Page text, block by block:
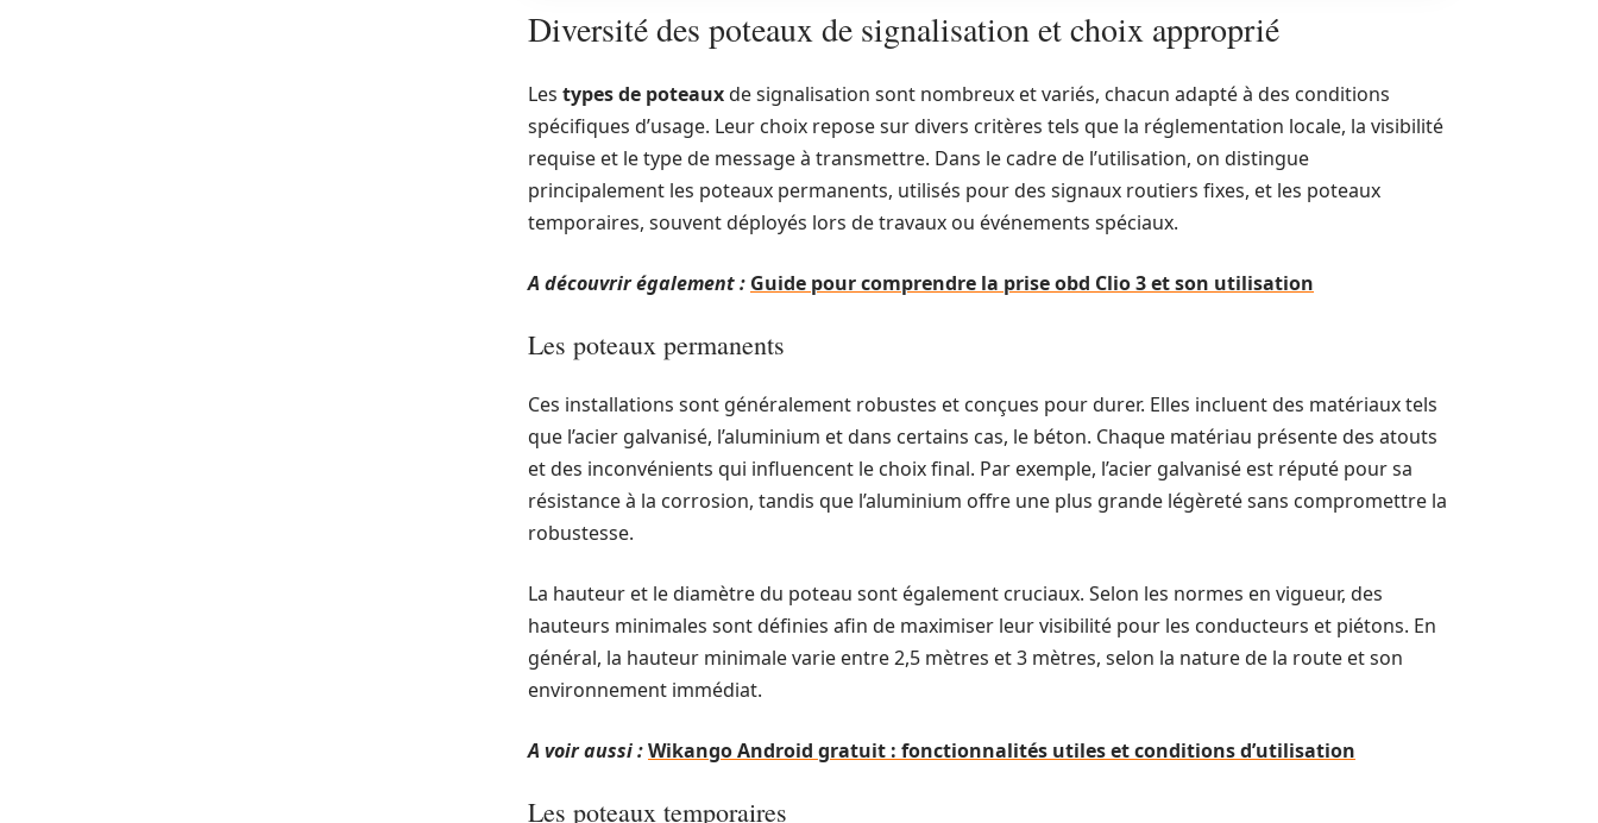
Diversité des poteaux de signalisation et choix approprié
Les types de poteauxde signalisation sont nombreux et variés, chacun adapté à des conditions
spécifiques d’usage. Leur choix repose sur divers critères tels que la réglementation locale, la visibilité
requise et le type de message à transmettre. Dans le cadre de l’utilisation, on distingue
principalement les poteaux permanents, utilisés pour des signaux routiers fixes, et les poteaux
temporaires, souvent déployés lors de travaux ou événements spéciaux.
A découvrir également : Guide pour comprendre la prise obd Clio 3 et son utilisation
Les poteaux permanents
Ces installations sont généralement robustes et conçues pour durer. Elles incluent des matériaux tels
que l’acier galvanisé, l’aluminium et dans certains cas, le béton. Chaque matériau présente des atouts
et des inconvénients qui influencent le choix final. Par exemple, l’acier galvanisé est réputé pour sa
résistance à la corrosion, tandis que l’aluminium offre une plus grande légèreté sans compromettre la
robustesse.
La hauteur et le diamètre du poteau sont également cruciaux. Selon les normes en vigueur, des
hauteurs minimales sont définies afin de maximiser leur visibilité pour les conducteurs et piétons. En
général, la hauteur minimale varie entre 2,5 mètres et 3 mètres, selon la nature de la route et son
environnement immédiat.
A voir aussi :Wikango Android gratuit : fonctionnalités utiles et conditions d’utilisation
Les poteaux temporaires